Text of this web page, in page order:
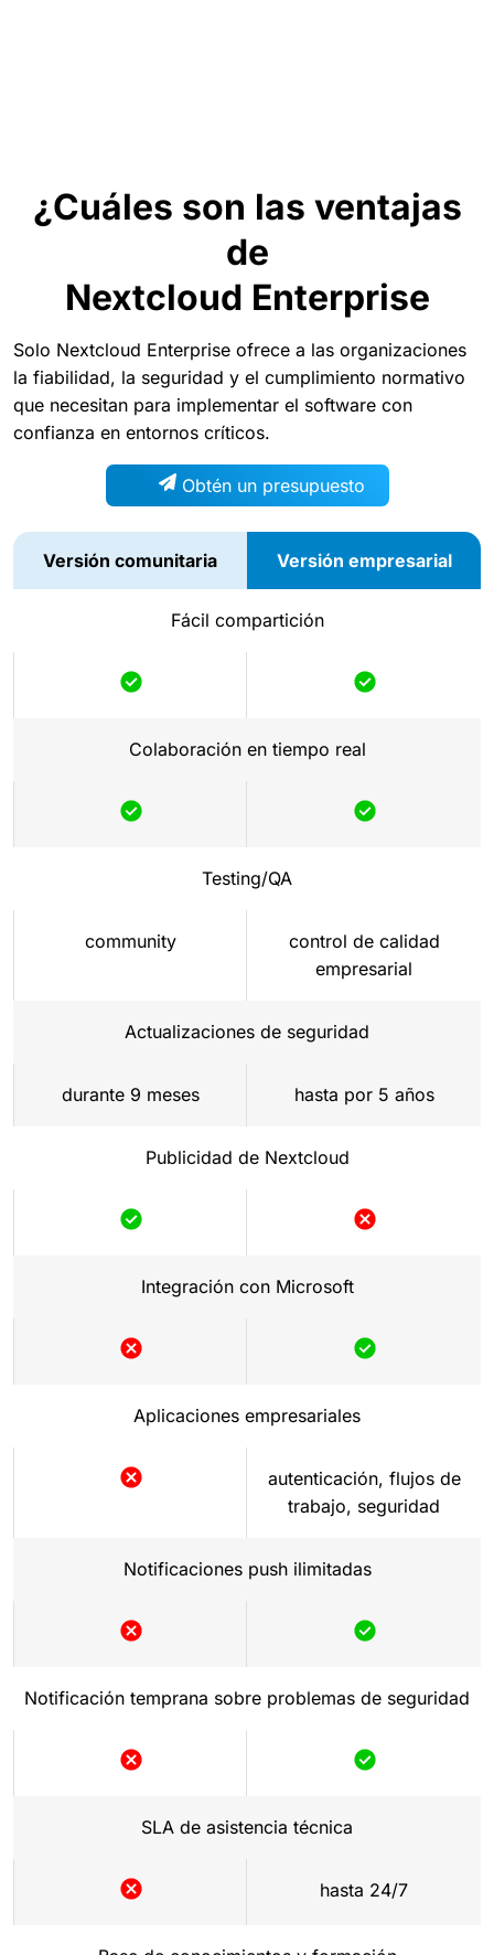
¿Cuáles son las ventajas
de
Nextcloud Enterprise
Solo Nextcloud Enterprise ofrece a las organizaciones
la fiabilidad, la seguridad y el cumplimiento normativo
que necesitan para implementar el software con
confianza en entornos críticos.
Obtén un presupuesto
Versión comunitaria Versión empresarial
Fácil compartición
Colaboración en tiempo real
Testing/QA
community
control de calidad
empresarial
Actualizaciones de seguridad
durante 9 meses hasta por 5 años
Publicidad de Nextcloud
Integración con Microsoft
Aplicaciones empresariales
autenticación, flujos de
trabajo, seguridad
Notificaciones push ilimitadas
Notificación temprana sobre problemas de seguridad
SLA de asistencia técnica
hasta 24/7